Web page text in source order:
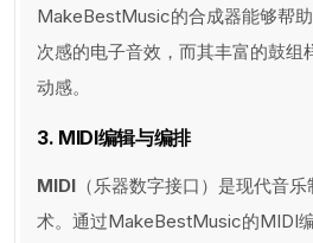
MakeBestMusic的合成器能够帮
次感的电子音效，而其丰富的鼓组
动感。
3. MIDI编辑与编排
MIDI （乐器数字接口）是现代音
术。通过MakeBestMusic的MIDI